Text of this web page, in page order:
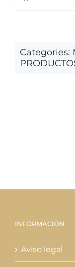
era:
Categories:
INFORMACIÓN
Aviso legal